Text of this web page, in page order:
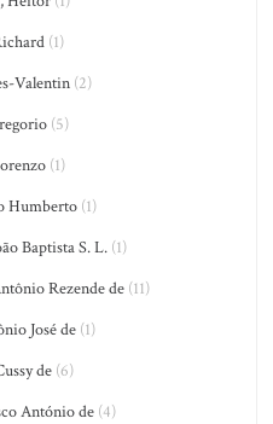
(1)
Valentin (2)
(5)
(1)
Humberto(1)
Baptista S. L.(1)
Rezende de (11)
José de (1)
de (6)
António de (4)